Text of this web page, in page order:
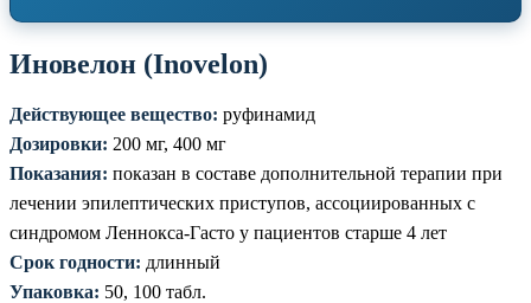
Иновелон (Inovelon)
Действующее вещество: руфинамид
Дозировки: 200 мг, 400 мг
Показания: показан в составе дополнительной терапии при
лечении эпилептических приступов, ассоциированных с
синдромом Леннокса-Гасто у пациентов старше 4 лет
Срок годности: длинный
Упаковка: 50, 100 табл.